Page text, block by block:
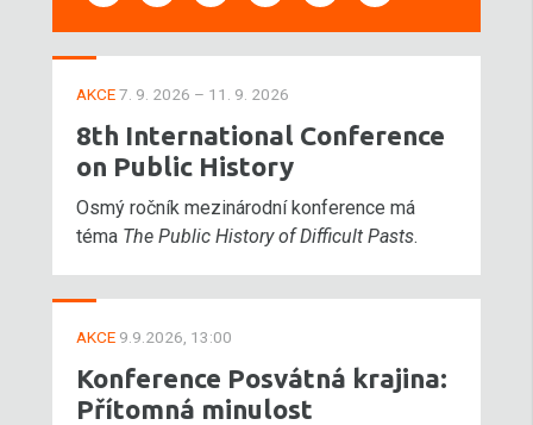
AKCE7. 9. 2026 – 11. 9. 2026
8th International Conference
on Public History
Osmý ročník mezinárodní konference má
téma The Public History of Difficult Pasts.
AKCE 9.9.2026, 13:00
Konference Posvátná krajina:
Přítomná minulost